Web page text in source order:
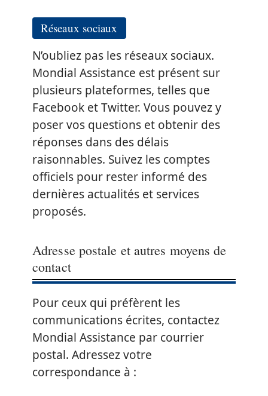
Réseaux sociaux
N’oubliez pas les réseaux sociaux.
Mondial Assistance est présent sur
plusieurs plateformes, telles que
Facebook et Twitter. Vous pouvez y
poser vos questions et obtenir des
réponses dans des délais
raisonnables. Suivez les comptes
officiels pour rester informé des
dernières actualités et services
proposés.
Adresse postale et autres moyens de
contact
Pour ceux qui préfèrent les
communications écrites, contactez
Mondial Assistance par courrier
postal. Adressez votre
correspondance à :